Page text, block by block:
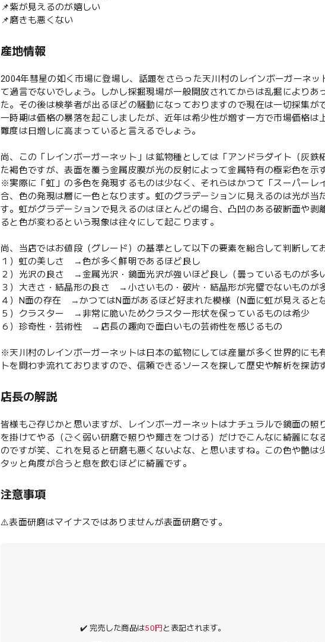
📌紫が見えるのが嬉しい
📌磨きも悪くない
産地情報
2004年彗星の如く市場に登場し、話題をさらった天川村のレインボーガーネ
て過言でないでしょう。しかし採掘現場が一般開放されてからは乱掘により
た。その後は検挙者が出るほどの騒動になっておりますので現在は一切採集が
一時期は価格の暴落を起こしましたが、近年は希少性が増す一方で市場価格は
難度は日増しに高まっていると言えるでしょう。
尚、この「レインボーガーネット」は鉱物種としては「アンドラダイト（灰
た褐色ですが、表面を覆う金属皮膜が光の反射によって金属特有の極彩色を示
※実際に「虹」の多色を発現するものは少なく、それらはかつて「スーパーレ
合、色の発現は層に一色となります。虹のグラデーションに見えるのは光が
す。虹がグラデーションで見えるのはほとんどの場合、凸凹のある破断面や剥
ると色が変わるという現象は往々にして起こります。
尚、当店ではお値段（グレード）の基準として以下の要素を総合して判断して
１）虹の美しさ →色が多く鮮明であるほど良し
２）光沢の良さ →金属光沢・鏡面光沢が強いほど良し（曇っているものが多い
３）大きさ・結晶形の良さ →小さいもの・破片・結晶形が完璧でないものが
４）N面の存在 →かつてはN面があるほど好まれた模様（N面に虹が見えると
５）クラスター →非常に脆いためクラスター形状を保っているものは希少
６）珍奇性・芸術性 →店長の趣向で面白いもの芸術性を感じるもの
※天川村のレインボーガーネットは日本の鉱物にしては産量が多く世界的にも
トを問わず流れておりますので、信頼できるソースを探して歴史や解析を探訪
店長の解説
皆様もご存じかと思いますが、レインボーガーネットはナチュラルで鏡面の
を掛けてやる（ごく弱い研磨で照りや輝きをつける）だけでこんなに綺麗に
のですが笑、これを見ると研磨も悪くないよな、と思いますね。この色や艶
タッと角度が合うと息を飲むほどに綺麗です。
注意事項
⚠️表面研磨はマイナスではありませんが表面研磨です。
✔️ 完売した商品は50円 と表記されます。